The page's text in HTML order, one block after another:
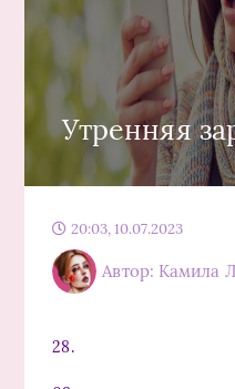
Утренняя
20:03, 10.07.2023
Автор: Камила
28.